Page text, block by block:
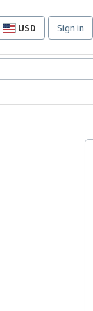
USD
Site
preferences
Sign in